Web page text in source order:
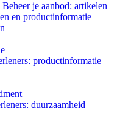
Beheer je aanbod: artikelen
en productinformatie
productinformatie
duurzaamheid